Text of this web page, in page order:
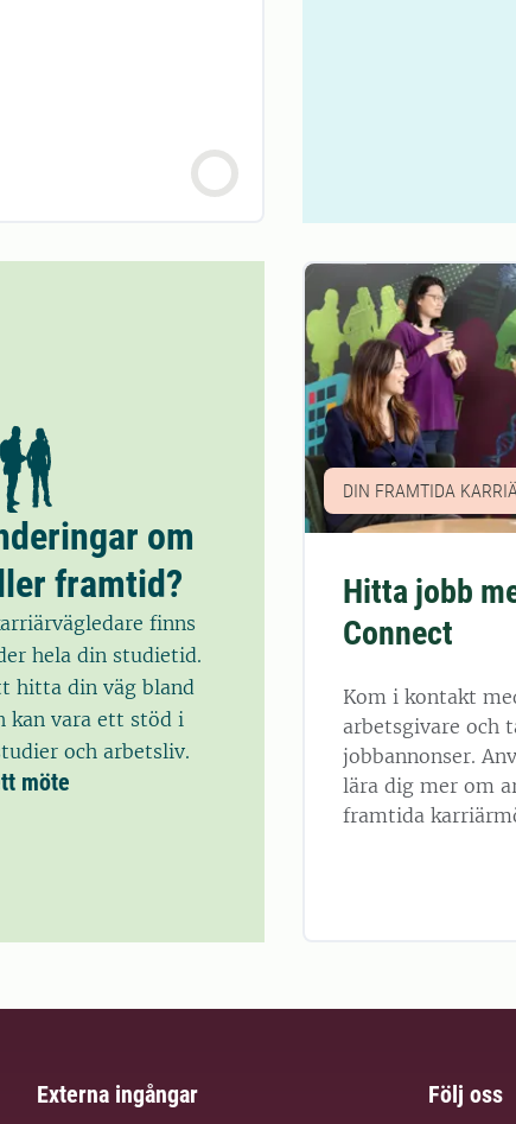
om
framtid?
finns
hela din studietid.
hitta din väg bland
kan vara ett stöd i
och arbetsliv.
möte
DIN FRAMTIDA
Hitta jobb
Connect
Kom i kontakt
arbetsgivare och
jobbannonser.
lära dig mer om
framtida
Externa ingångar Följ oss